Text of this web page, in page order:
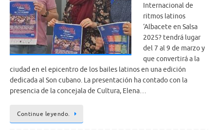
Internacional de
ritmos latinos
‘Albacete en Salsa
2025? tendrá lugar
del 7 al 9 de marzo y
que convertirá a la
ciudad en el epicentro de los bailes latinos en una edición
dedicada al Son cubano. La presentación ha contado con la
presencia de la concejala de Cultura, Elena…
Continue leyendo.